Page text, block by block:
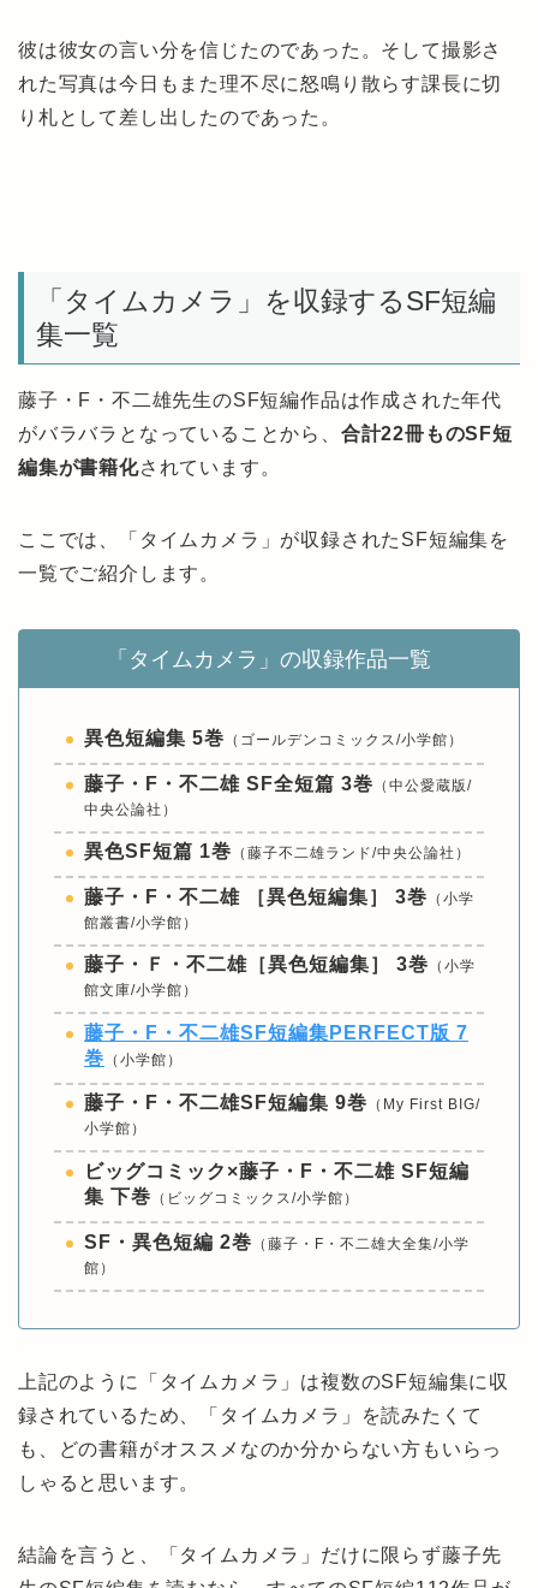
彼は彼女の言い分を信じたのであった。そして撮影さ
れた写真は今日もまた理不尽に怒鳴り散らす課長に切
り札として差し出したのであった。
「タイムカメラ」を収録するSF短編
集一覧
藤子・F・不二雄先生のSF短編作品は作成された年代
がバラバラとなっていることから、 合計22冊ものSF短
編集が書籍化されています。
ここでは、「タイムカメラ」が収録されたSF短編集を
一覧でご紹介します。
「タイムカメラ」の収録作品一覧
異色短編集 5巻 （ゴールデンコミックス/小学館）
藤子・F・不二雄 SF全短篇 3巻 （中公愛蔵版/
中央公論社）
異色SF短篇 1巻 （藤子不二雄ランド/中央公論社）
藤子・F・不二雄 ［異色短編集］ 3巻 （小学
館叢書/小学館）
藤子・Ｆ・不二雄［異色短編集］ 3巻 （小学
館文庫/小学館）
藤子・F・不二雄SF短編集PERFECT版 7
巻 （小学館）
藤子・F・不二雄SF短編集 9巻 （My First BIG/
小学館）
ビッグコミック×藤子・F・不二雄 SF短編
集 下巻 （ビッグコミックス/小学館）
SF・異色短編 2巻 （藤子・F・不二雄大全集/小学
館）
上記のように「タイムカメラ」は複数のSF短編集に収
録されているため、「タイムカメラ」を読みたくて
も、どの書籍がオススメなのか分からない方もいらっ
しゃると思います。
結論を言うと、「タイムカメラ」だけに限らず藤子先